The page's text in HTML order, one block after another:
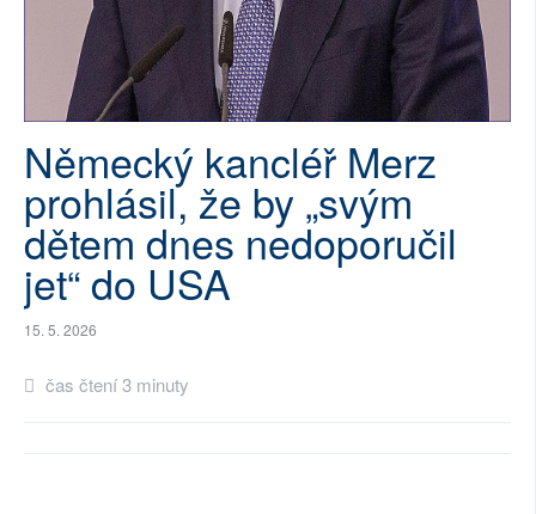
SOCIÁLNÍ SÍTĚ
RUBRIKY
PLNÁ VERZE STRÁNEK
Německý kancléř Merz
prohlásil, že by „svým
dětem dnes nedoporučil
jet“ do USA
15. 5. 2026
čas čtení 3 minuty